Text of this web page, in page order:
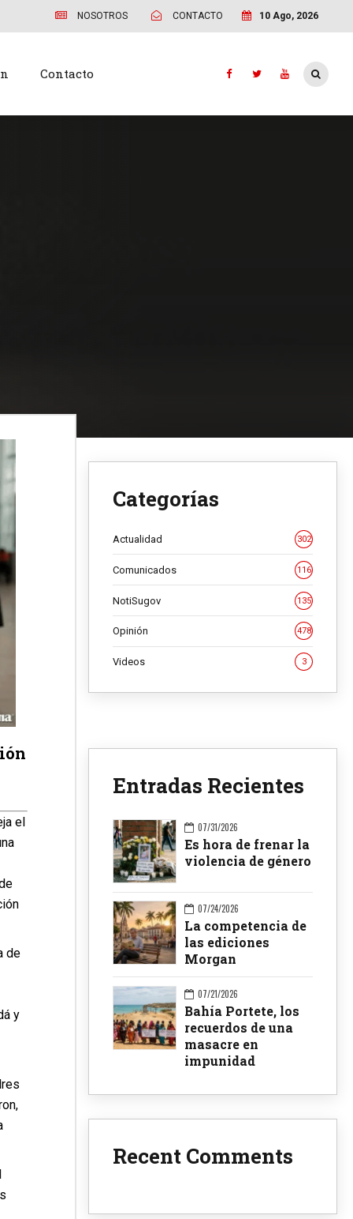
NOSOTROS CONTACTO 10 Ago, 2026
Contacto
el
de
y
Categorías
Actualidad 302
Comunicados 116
NotiSugov 135
Opinión 478
Videos 3
Entradas Recientes
07/31/2026
Es hora de frenar la
violencia de género
07/24/2026
La competencia de
las ediciones
Morgan
07/21/2026
Bahía Portete, los
recuerdos de una
masacre en
impunidad
Recent Comments